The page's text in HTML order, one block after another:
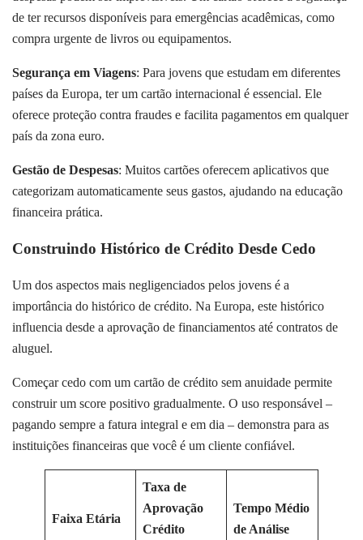
de ter recursos disponíveis para emergências acadêmicas, como
compra urgente de livros ou equipamentos.
Segurança em Viagens: Para jovens que estudam em diferentes
países da Europa, ter um cartão internacional é essencial. Ele
oferece proteção contra fraudes e facilita pagamentos em qualquer
país da zona euro.
Gestão de Despesas: Muitos cartões oferecem aplicativos que
categorizam automaticamente seus gastos, ajudando na educação
financeira prática.
Construindo Histórico de Crédito Desde Cedo
Um dos aspectos mais negligenciados pelos jovens é a
importância do histórico de crédito. Na Europa, este histórico
influencia desde a aprovação de financiamentos até contratos de
aluguel.
Começar cedo com um cartão de crédito sem anuidade permite
construir um score positivo gradualmente. O uso responsável –
pagando sempre a fatura integral e em dia – demonstra para as
instituições financeiras que você é um cliente confiável.
Faixa Etária
Taxa de
Aprovação
Crédito
Tempo Médio
de Análise